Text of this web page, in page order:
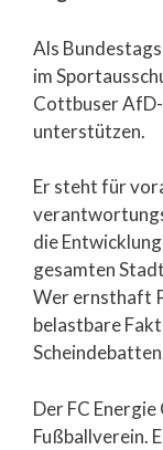
Als
im
Cottbuser
unterstützen.
Er steht für
die
gesamten
Wer ernsthaft
belastbare
Der FC
Fußballverein.